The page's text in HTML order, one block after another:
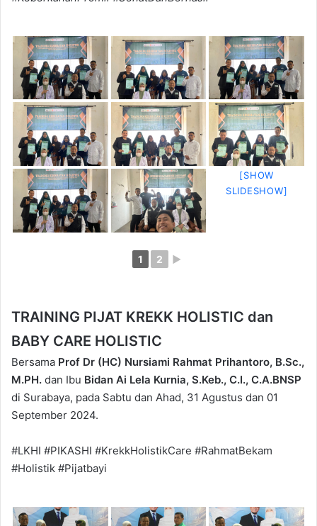
[SHOW
SLIDESHOW]
1 2 ►
TRAINING PIJAT KREKK HOLISTIC dan
BABY CARE HOLISTIC
Bersama Prof Dr (HC) Nursiami Rahmat Prihantoro, B.Sc.,
M.PH. dan Ibu Bidan Ai Lela Kurnia, S.Keb., C.I., C.A.BNSP
di Surabaya, pada Sabtu dan Ahad, 31 Agustus dan 01
September 2024.
#LKHI #PIKASHI #KrekkHolistikCare #RahmatBekam
#Holistik #Pijatbayi